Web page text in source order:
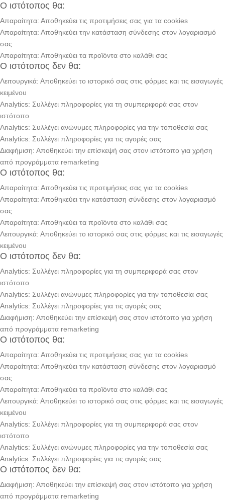
Ο ιστότοπος θα:
Απαραίτητα: Αποθηκεύει τις προτιμήσεις σας για τα cookies
Απαραίτητα: Αποθηκεύει την κατάσταση σύνδεσης στον λογαριασμό
σας
Απαραίτητα: Αποθηκεύει τα προϊόντα στο καλάθι σας
Ο ιστότοπος δεν θα:
Λειτουργικά: Αποθηκεύει το ιστορικό σας στις φόρμες και τις εισαγωγές
κειμένου
Analytics: Συλλέγει πληροφορίες για τη συμπεριφορά σας στον
ιστότοπο
Analytics: Συλλέγει ανώνυμες πληροφορίες για την τοποθεσία σας
Analytics: Συλλέγει πληροφορίες για τις αγορές σας
Διαφήμιση: Αποθηκεύει την επίσκεψή σας στον ιστότοπο για χρήση
από προγράμματα remarketing
Ο ιστότοπος θα:
Απαραίτητα: Αποθηκεύει τις προτιμήσεις σας για τα cookies
Απαραίτητα: Αποθηκεύει την κατάσταση σύνδεσης στον λογαριασμό
σας
Απαραίτητα: Αποθηκεύει τα προϊόντα στο καλάθι σας
Λειτουργικά: Αποθηκεύει το ιστορικό σας στις φόρμες και τις εισαγωγές
κειμένου
Ο ιστότοπος δεν θα:
Analytics: Συλλέγει πληροφορίες για τη συμπεριφορά σας στον
ιστότοπο
Analytics: Συλλέγει ανώνυμες πληροφορίες για την τοποθεσία σας
Analytics: Συλλέγει πληροφορίες για τις αγορές σας
Διαφήμιση: Αποθηκεύει την επίσκεψή σας στον ιστότοπο για χρήση
από προγράμματα remarketing
Ο ιστότοπος θα:
Απαραίτητα: Αποθηκεύει τις προτιμήσεις σας για τα cookies
Απαραίτητα: Αποθηκεύει την κατάσταση σύνδεσης στον λογαριασμό
σας
Απαραίτητα: Αποθηκεύει τα προϊόντα στο καλάθι σας
Λειτουργικά: Αποθηκεύει το ιστορικό σας στις φόρμες και τις εισαγωγές
κειμένου
Analytics: Συλλέγει πληροφορίες για τη συμπεριφορά σας στον
ιστότοπο
Analytics: Συλλέγει ανώνυμες πληροφορίες για την τοποθεσία σας
Analytics: Συλλέγει πληροφορίες για τις αγορές σας
Ο ιστότοπος δεν θα:
Διαφήμιση: Αποθηκεύει την επίσκεψή σας στον ιστότοπο για χρήση
από προγράμματα remarketing